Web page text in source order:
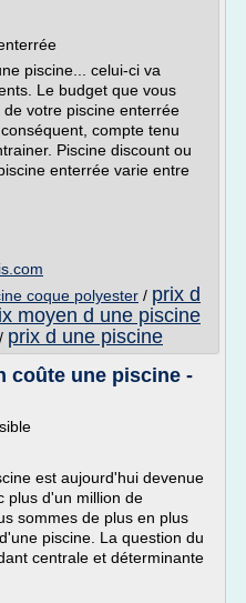
piscine... celui-ci va
Le budget que vous
votre piscine enterrée
compte tenu
Piscine discount ou
enterrée varie entre
coque polyester / prix d
moyen d une piscine
/ prix d une piscine
coûte une piscine -
est aujourd'hui devenue
plus d'un million de
sommes de plus en plus
piscine. La question du
centrale et déterminante